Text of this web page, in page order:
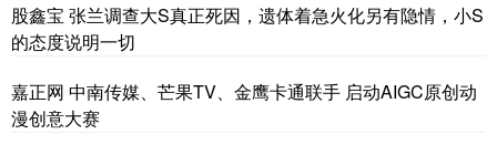
股鑫宝 张兰调查大S真正死因，遗体着急火化另有隐情，小S
的态度说明一切
嘉正网 中南传媒、芒果TV、金鹰卡通联手 启动AIGC原创动
漫创意大赛